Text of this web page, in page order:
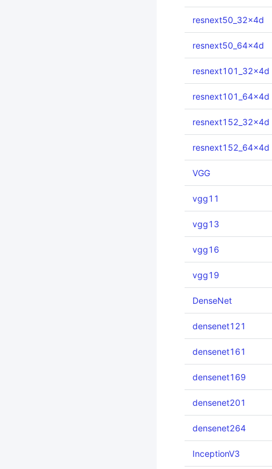
resnext50_32x4d
resnext50_64x4d
resnext101_32x4d
resnext101_64x4d
resnext152_32x4d
resnext152_64x4d
VGG
vgg11
vgg13
vgg16
vgg19
DenseNet
densenet121
densenet161
densenet169
densenet201
densenet264
InceptionV3